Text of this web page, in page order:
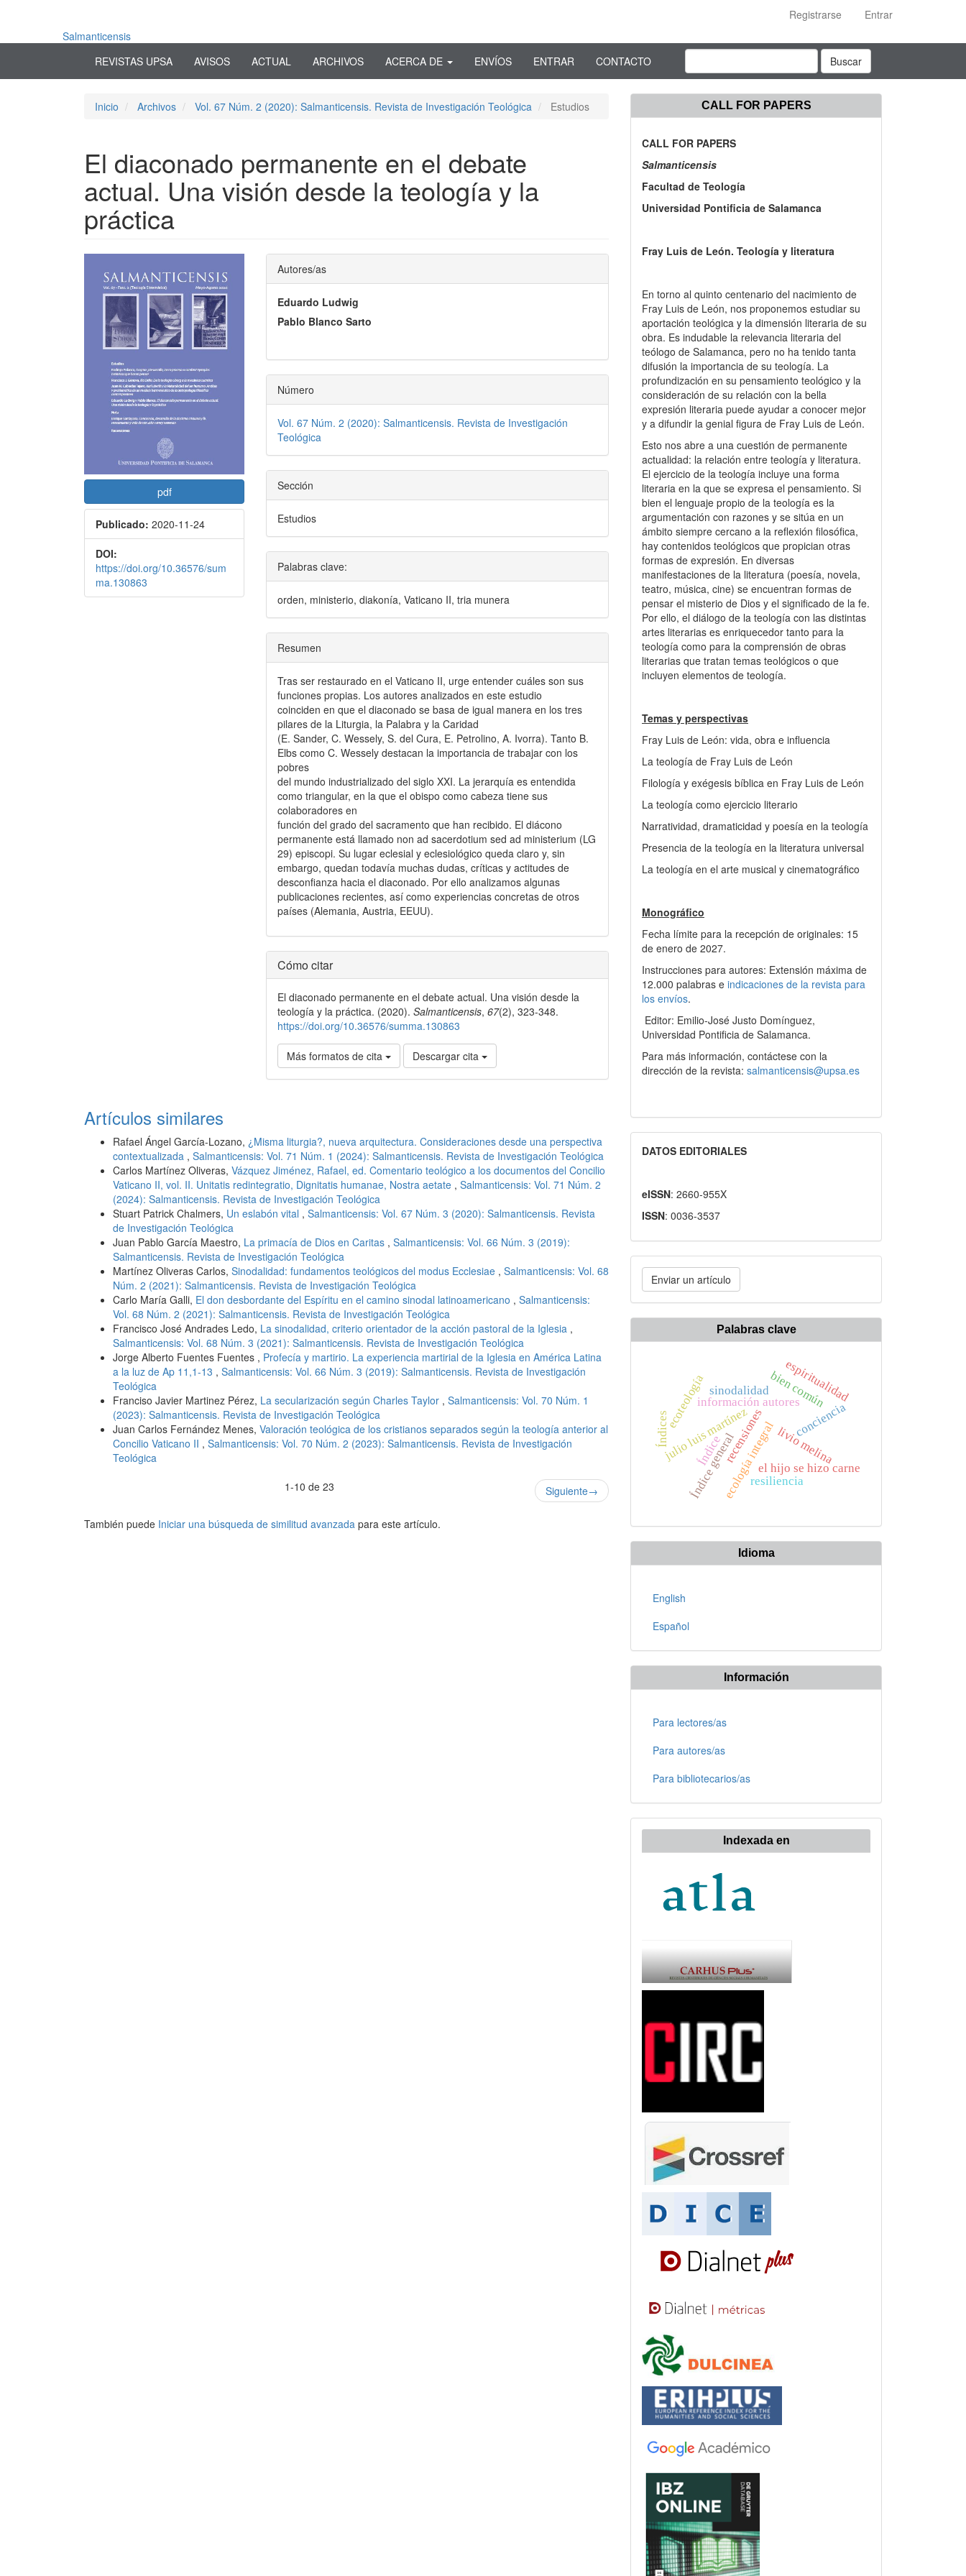
Contenido
lateral
Registrarse
Entrar
Salmanticensis
REVISTAS UPSA
AVISOS ACTUAL ARCHIVOS ACERCA DE ENVÍOS ENTRAR CONTACTO Buscar
Inicio Archivos Vol. 67 Núm. 2 (2020): Salmanticensis. Revista de Investigación Teológica Estudios
El diaconado permanente en el debate
actual. Una visión desde la teología y la
práctica
Barra
lateral
del
artículo
pdf
Publicado: 2020-11-24
DOI:
https://doi.org/10.36576/sum
ma.130863
Contenido
principal
del
artículo
Autores/as
Eduardo Ludwig
Pablo Blanco Sarto
Número
Vol. 67 Núm. 2 (2020): Salmanticensis. Revista de Investigación
Teológica
Sección
Estudios
Palabras clave:
orden, ministerio, diakonía, Vaticano II, tria munera
Resumen
Tras ser restaurado en el Vaticano II, urge entender cuáles son sus
funciones propias. Los autores analizados en este estudio
coinciden en que el diaconado se basa de igual manera en los tres
pilares de la Liturgia, la Palabra y la Caridad
(E. Sander, C. Wessely, S. del Cura, E. Petrolino, A. Ivorra). Tanto B.
Elbs como C. Wessely destacan la importancia de trabajar con los
pobres
del mundo industrializado del siglo XXI. La jerarquía es entendida
como triangular, en la que el obispo como cabeza tiene sus
colaboradores en
función del grado del sacramento que han recibido. El diácono
permanente está llamado non ad sacerdotium sed ad ministerium (LG
29) episcopi. Su lugar eclesial y eclesiológico queda claro y, sin
embargo, quedan todavía muchas dudas, críticas y actitudes de
desconfianza hacia el diaconado. Por ello analizamos algunas
publicaciones recientes, así como experiencias concretas de otros
países (Alemania, Austria, EEUU).
Detalles
del
artículo
Cómo citar
El diaconado permanente en el debate actual. Una visión desde la
teología y la práctica. (2020).Salmanticensis,67(2), 323-348.
https://doi.org/10.36576/summa.130863
Más formatos de cita Descargar cita
Artículos similares
Rafael Ángel García-Lozano, ¿Misma liturgia?, nueva arquitectura. Consideraciones desde una perspectiva
contextualizada , Salmanticensis: Vol. 71 Núm. 1 (2024): Salmanticensis. Revista de Investigación Teológica
Carlos Martínez Oliveras, Vázquez Jiménez, Rafael, ed. Comentario teológico a los documentos del Concilio
Vaticano II, vol. II. Unitatis redintegratio, Dignitatis humanae, Nostra aetate , Salmanticensis: Vol. 71 Núm. 2
(2024): Salmanticensis. Revista de Investigación Teológica
Stuart Patrick Chalmers, Un eslabón vital , Salmanticensis: Vol. 67 Núm. 3 (2020): Salmanticensis. Revista
de Investigación Teológica
Juan Pablo García Maestro, La primacía de Dios en Caritas , Salmanticensis: Vol. 66 Núm. 3 (2019):
Salmanticensis. Revista de Investigación Teológica
Martínez Oliveras Carlos, Sinodalidad: fundamentos teológicos del modus Ecclesiae , Salmanticensis: Vol. 68
Núm. 2 (2021): Salmanticensis. Revista de Investigación Teológica
Carlo María Galli, El don desbordante del Espíritu en el camino sinodal latinoamericano , Salmanticensis:
Vol. 68 Núm. 2 (2021): Salmanticensis. Revista de Investigación Teológica
Francisco José Andrades Ledo, La sinodalidad, criterio orientador de la acción pastoral de la Iglesia ,
Salmanticensis: Vol. 68 Núm. 3 (2021): Salmanticensis. Revista de Investigación Teológica
Jorge Alberto Fuentes Fuentes , Profecía y martirio. La experiencia martirial de la Iglesia en América Latina
a la luz de Ap 11,1-13 , Salmanticensis: Vol. 66 Núm. 3 (2019): Salmanticensis. Revista de Investigación
Teológica
Franciso Javier Martinez Pérez, La secularización según Charles Taylor , Salmanticensis: Vol. 70 Núm. 1
(2023): Salmanticensis. Revista de Investigación Teológica
Juan Carlos Fernández Menes, Valoración teológica de los cristianos separados según la teología anterior al
Concilio Vaticano II , Salmanticensis: Vol. 70 Núm. 2 (2023): Salmanticensis. Revista de Investigación
Teológica
1-10 de 23
Siguiente→
También puede Iniciar una búsqueda de similitud avanzada para este artículo.
CALL FOR PAPERS
CALL FOR PAPERS
Salmanticensis
Facultad de Teología
Universidad Pontificia de Salamanca
Fray Luis de León. Teología y literatura
En torno al quinto centenario del nacimiento de
Fray Luis de León, nos proponemos estudiar su
aportación teológica y la dimensión literaria de su
obra. Es indudable la relevancia literaria del
teólogo de Salamanca, pero no ha tenido tanta
difusión la importancia de su teología. La
profundización en su pensamiento teológico y la
consideración de su relación con la bella
expresión literaria puede ayudar a conocer mejor
y a difundir la genial figura de Fray Luis de León.
Esto nos abre a una cuestión de permanente
actualidad: la relación entre teología y literatura.
El ejercicio de la teología incluye una forma
literaria en la que se expresa el pensamiento. Si
bien el lenguaje propio de la teología es la
argumentación con razones y se sitúa en un
ámbito siempre cercano a la reflexión filosófica,
hay contenidos teológicos que propician otras
formas de expresión. En diversas
manifestaciones de la literatura (poesía, novela,
teatro, música, cine) se encuentran formas de
pensar el misterio de Dios y el significado de la fe.
Por ello, el diálogo de la teología con las distintas
artes literarias es enriquecedor tanto para la
teología como para la comprensión de obras
literarias que tratan temas teológicos o que
incluyen elementos de teología.
Temas y perspectivas
Fray Luis de León: vida, obra e influencia
La teología de Fray Luis de León
Filología y exégesis bíblica en Fray Luis de León
La teología como ejercicio literario
Narratividad, dramaticidad y poesía en la teología
Presencia de la teología en la literatura universal
La teología en el arte musical y cinematográfico
Monográfico
Fecha límite para la recepción de originales: 15
de enero de 2027.
Instrucciones para autores: Extensión máxima de
12.000 palabras e indicaciones de la revista para
los envíos.
Editor: Emilio-José Justo Domínguez,
Universidad Pontificia de Salamanca.
Para más información, contáctese con la
dirección de la revista: salmanticensis@upsa.es
DATOS EDITORIALES
eISSN: 2660-955X
ISSN: 0036-3537
Enviar
un
artículo
Enviar un artículo
Palabras clave
recensiones
información autores
livio melina
conciencia
julio luis martínez
ecoteología
ecología integral
bien común
Índice general
sinodalidad
el hijo se hizo carne
Índice
resiliencia
espiritualidad
Índices
Idioma
English
Español
Información
Para lectores/as
Para autores/as
Para bibliotecarios/as
Indexada en